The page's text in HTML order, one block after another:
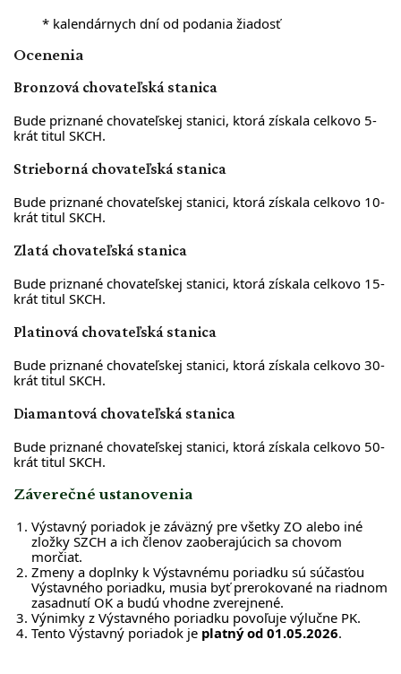
* kalendárnych dní od podania žiadosť
Ocenenia
Bronzová chovateľská stanica
Bude priznané chovateľskej stanici, ktorá získala celkovo 5-
krát titul SKCH.
Strieborná chovateľská stanica
Bude priznané chovateľskej stanici, ktorá získala celkovo 10-
krát titul SKCH.
Zlatá chovateľská stanica
Bude priznané chovateľskej stanici, ktorá získala celkovo 15-
krát titul SKCH.
Platinová chovateľská stanica
Bude priznané chovateľskej stanici, ktorá získala celkovo 30-
krát titul SKCH.
Diamantová chovateľská stanica
Bude priznané chovateľskej stanici, ktorá získala celkovo 50-
krát titul SKCH.
Záverečné ustanovenia
Výstavný poriadok je záväzný pre všetky ZO alebo iné
zložky SZCH a ich členov zaoberajúcich sa chovom
morčiat.
Zmeny a doplnky k Výstavnému poriadku sú súčasťou
Výstavného poriadku, musia byť prerokované na riadnom
zasadnutí OK a budú vhodne zverejnené.
Výnimky z Výstavného poriadku povoľuje výlučne PK.
Tento Výstavný poriadok je platný od 01.05.2026.